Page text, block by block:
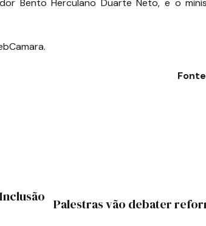
Bento Herculano Duarte Neto, e o
Palestras vão debater